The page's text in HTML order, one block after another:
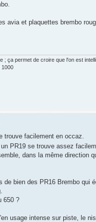
avia et plaquettes brembo
; ça permet de croire que l'on est
1000
trouve facilement en occaz.
PR19 se trouve assez
dans la même direction
de bien des PR16 Brembo qui
650 ?
usage intense sur piste, le